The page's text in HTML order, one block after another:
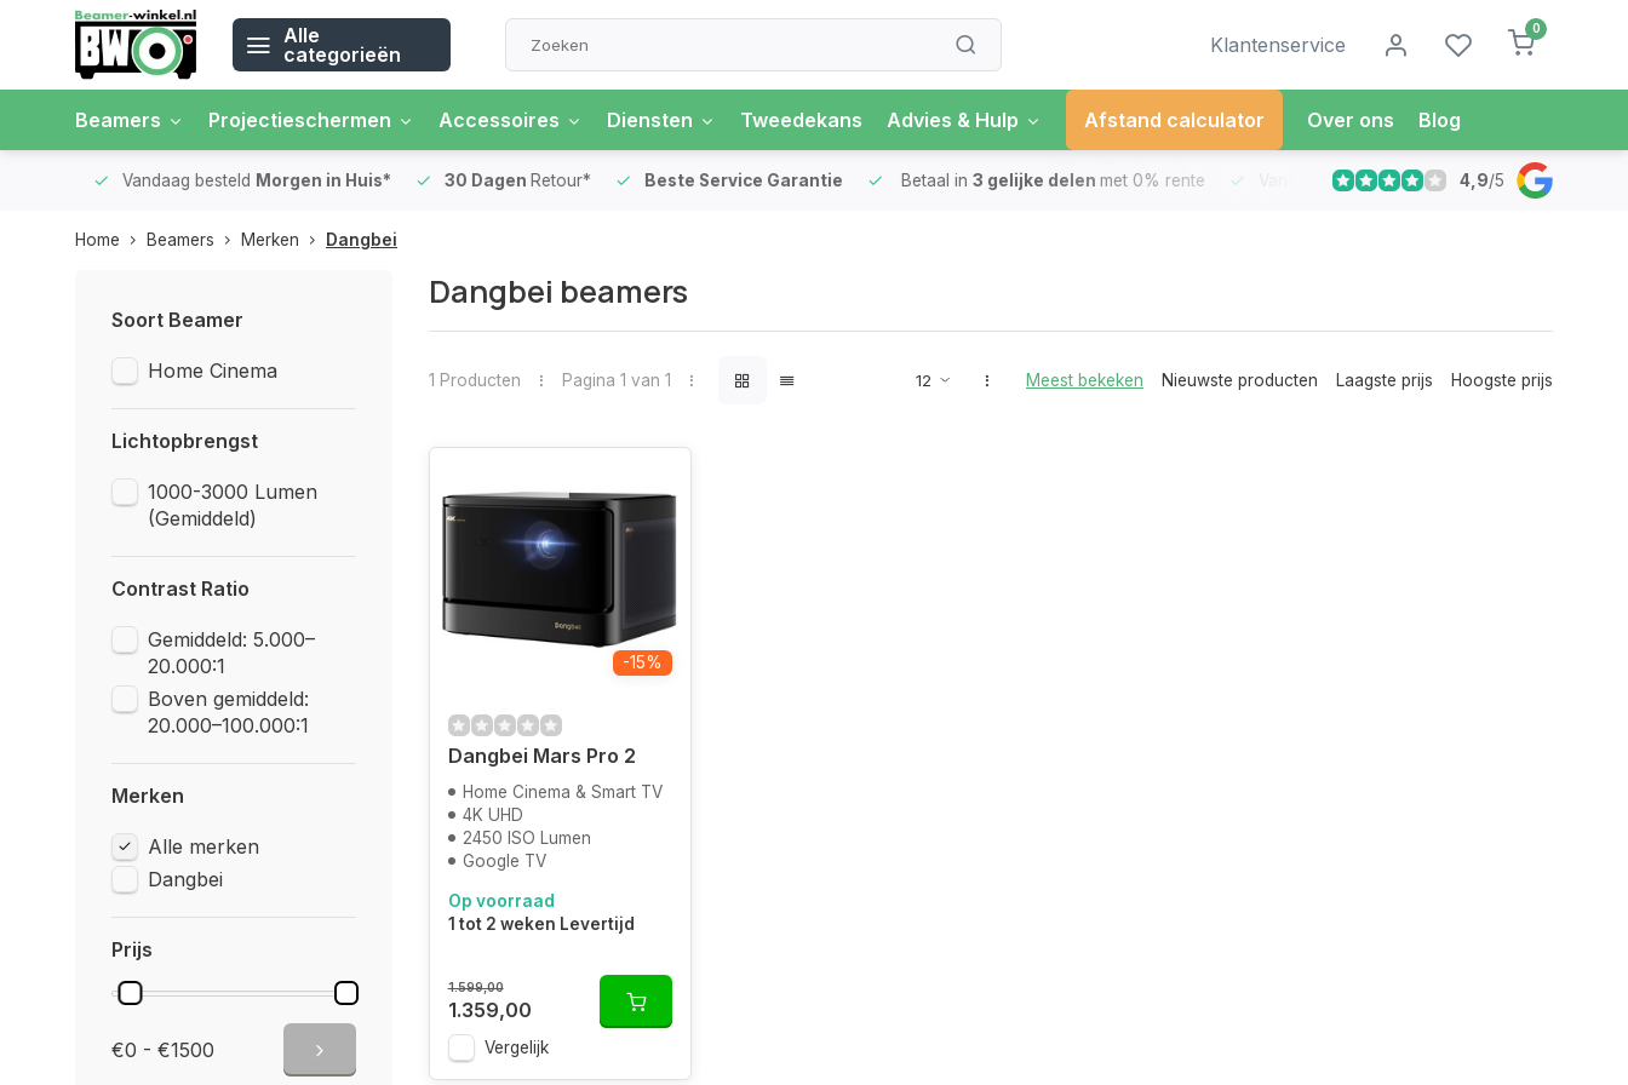
Alle
categorieën
Klantenservice
0
Beamers Projectieschermen Accessoires Diensten Tweedekans Advies & Hulp Afstand calculator Over ons Blog
Vandaag besteld Morgen in Huis* 30 DagenRetour* Beste Service Garantie Betaal in 3 gelijke delenmet 0% rente Vandaag besteldMorgen in Huis*
4,9/5
Home Beamers Merken Dangbei
Soort Beamer
Home Cinema
Lichtopbrengst
1000-3000 Lumen
(Gemiddeld)
Contrast Ratio
Gemiddeld: 5.000–
20.000:1
Boven gemiddeld:
20.000–100.000:1
Merken
Alle merken
Dangbei
Prijs
€0 - €1500
Dangbei beamers
1 Producten Pagina 1 van 1 Meest bekeken Nieuwste producten Laagste prijs Hoogste prijs
-15%
Dangbei Mars Pro 2
Home Cinema & Smart TV
4K UHD
2450 ISO Lumen
Google TV
Op voorraad
1 tot 2 weken Levertijd
1.599,00
1.359,00
Vergelijk